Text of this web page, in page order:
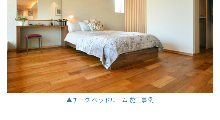
▲チーク ベッドルーム 施工事例